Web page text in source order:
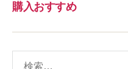
購入おすすめ